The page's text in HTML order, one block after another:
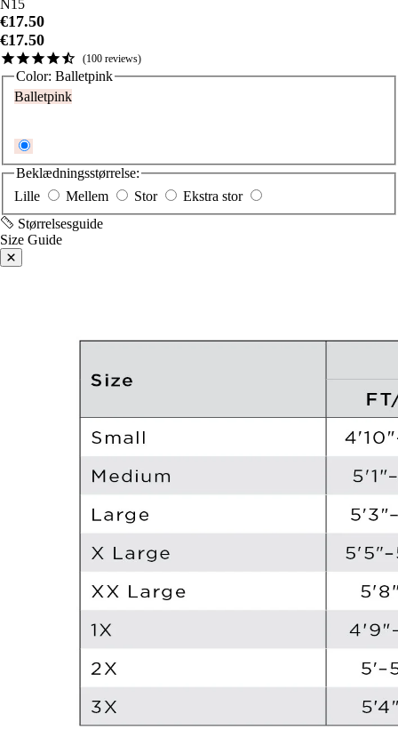
N15
€17.50
€17.50
100 reviews
Color: Balletpink
Balletpink
Beklædningsstørrelse:
Lille
Mellem Stor
Ekstra stor
Størrelsesguide
Size Guide